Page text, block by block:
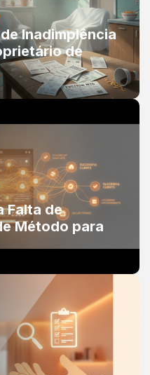
Inadimplência
de
Falta de
Método para